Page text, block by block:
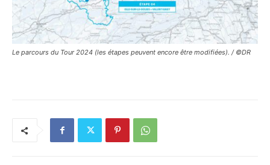
Le parcours du Tour 2024 (les étapes peuvent encore être modifiées). / ©DR